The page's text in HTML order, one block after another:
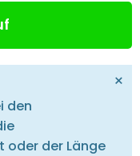
den
oder der Länge
×